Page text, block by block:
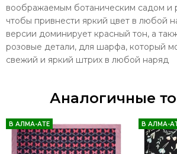
воображаемым ботаническим садом и
чтобы привнести яркий цвет в любой
версии доминирует красный тон, а
розовые детали, для шарфа, который
свежий и яркий штрих в любой наряд
Аналогичные
В АЛМА-АТЕ В АЛМА-